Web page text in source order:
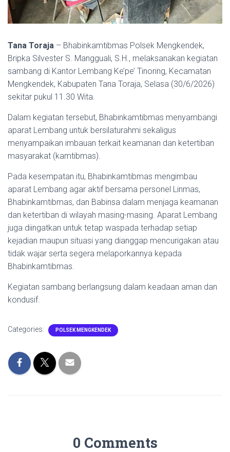
Tana Toraja – Bhabinkamtibmas Polsek Mengkendek,
Bripka Silvester S. Mangguali, S.H., melaksanakan kegiatan
sambang di Kantor Lembang Ke’pe’ Tinoring, Kecamatan
Mengkendek, Kabupaten Tana Toraja, Selasa (30/6/2026)
sekitar pukul 11.30 Wita.
Dalam kegiatan tersebut, Bhabinkamtibmas menyambangi
aparat Lembang untuk bersilaturahmi sekaligus
menyampaikan imbauan terkait keamanan dan ketertiban
masyarakat (kamtibmas).
Pada kesempatan itu, Bhabinkamtibmas mengimbau
aparat Lembang agar aktif bersama personel Linmas,
Bhabinkamtibmas, dan Babinsa dalam menjaga keamanan
dan ketertiban di wilayah masing-masing. Aparat Lembang
juga diingatkan untuk tetap waspada terhadap setiap
kejadian maupun situasi yang dianggap mencurigakan atau
tidak wajar serta segera melaporkannya kepada
Bhabinkamtibmas.
Kegiatan sambang berlangsung dalam keadaan aman dan
kondusif.
Categories: POLSEK MENGKENDEK
0 Comments